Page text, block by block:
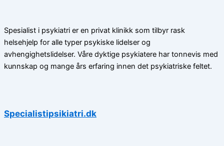
Spesialist i psykiatri er en privat klinikk som tilbyr rask
helsehjelp for alle typer psykiske lidelser og
avhengighetslidelser. Våre dyktige psykiatere har tonnevis med
kunnskap og mange års erfaring innen det psykiatriske feltet.
Specialistipsikiatri.dk